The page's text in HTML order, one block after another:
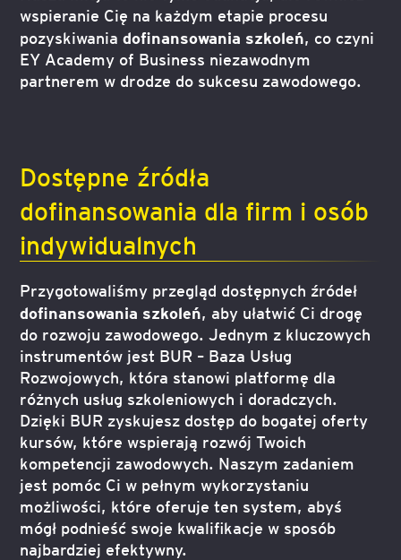
wspieranie Cię na każdym etapie procesu
pozyskiwaniadofinansowania szkoleń, co czyni
EY Academy of Business niezawodnym
partnerem w drodze do sukcesu zawodowego.
Dostępne źródła
dofinansowania dla firm i osób
indywidualnych
Przygotowaliśmy przegląd dostępnych źródeł
dofinansowania szkoleń, aby ułatwić Ci drogę
do rozwoju zawodowego. Jednym z kluczowych
instrumentów jest BUR – Baza Usług
Rozwojowych, która stanowi platformę dla
różnych usług szkoleniowych i doradczych.
Dzięki BUR zyskujesz dostęp do bogatej oferty
kursów, które wspierają rozwój Twoich
kompetencji zawodowych. Naszym zadaniem
jest pomóc Ci w pełnym wykorzystaniu
możliwości, które oferuje ten system, abyś
mógł podnieść swoje kwalifikacje w sposób
najbardziej efektywny.